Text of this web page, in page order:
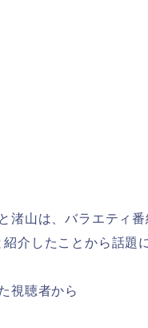
渚山は、バラエティ
紹介したことから話題
視聴者から